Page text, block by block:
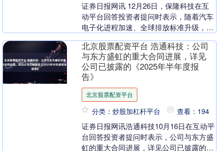
证券日报网讯 12月26日，保隆科技在互
动平台回答投资者提问时表示，随着汽车
电子化进程加速、全球排放标准升级，公
司包括压力类传感器、光学类传感器、速
度/位置类传....
北京股票配资平台 浩通科技：公司
与东方盛虹的重大合同进展，详见
公司已披露的《2025年半年度报
告》
北京股票配资平台
分类：炒股加杠杆平台 查看：194
证券日报网讯浩通科技10月16日在互动平
台回答投资者提问时表示，公司与东方盛
虹的重大合同进展，详见公司已披露的